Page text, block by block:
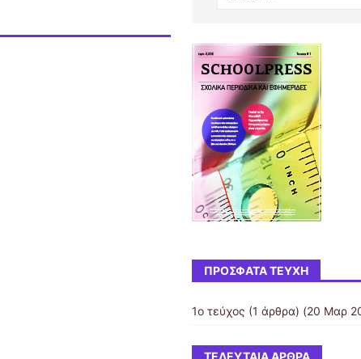
ΠΡΌΣΦΑΤΑ ΤΕΎΧΗ
1ο τεύχος (1 άρθρα) (20 Μαρ
ΤΕΛΕΥΤΑΊΑ ΆΡΘΡΑ